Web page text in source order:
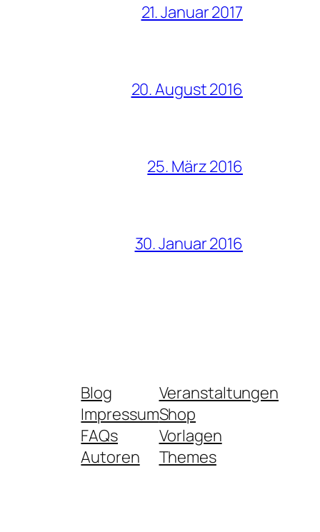
21. Januar 2017
20. August 2016
25. März 2016
30. Januar 2016
Blog
Impressum
FAQs
Autoren
Veranstaltungen
Shop
Vorlagen
Themes